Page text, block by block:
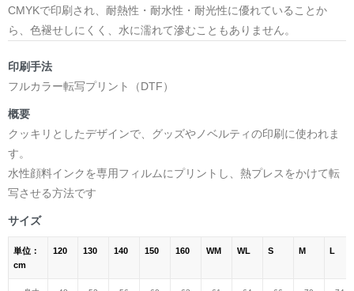
CMYKで印刷され、耐熱性・耐水性・耐光性に優れていることか
ら、色褪せしにくく、水に濡れて滲むこともありません。
印刷手法
フルカラー転写プリント（DTF）
概要
クッキリとしたデザインで、グッズやノベルティの印刷に使われま
す。
水性顔料インクを専用フィルムにプリントし、熱プレスをかけて転
写させる方法です
サイズ
単位：
cm
120 130 140 150 160 WM WL S M L